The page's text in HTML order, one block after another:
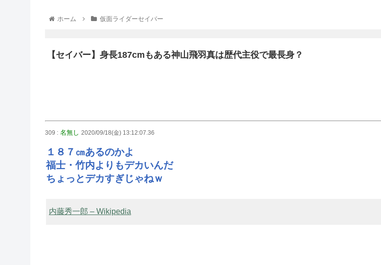
ホーム 仮面ライダーセイバー
【セイバー】身長187cmもある神山飛羽真は歴代主役で最長身？
309 : 名無し 2020/09/18(金) 13:12:07.36
１８７㎝あるのかよ
福士・竹内よりもデカいんだ
ちょっとデカすぎじゃねｗ
内藤秀一郎 – Wikipedia